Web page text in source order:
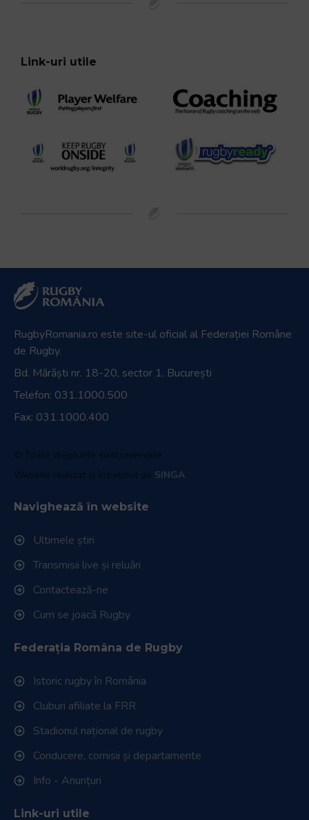
Link-uri utile
RugbyRomania.ro este site-ul oficial al Federației Române
de Rugby.
Bd. Mărăști nr. 18-20, sector 1, București
Telefon: 031.1000.500
Fax: 031.1000.400
© Toate drepturile sunt rezervate.
Website realizat și întreținut de SINGA
Navighează în website
Ultimele știri
Transmisii live și reluări
Contactează-ne
Cum se joacă Rugby
Federația Româna de Rugby
Istoric rugby în România
Cluburi afiliate la FRR
Stadionul național de rugby
Conducere, comisii și departamente
Info - Anunțuri
Link-uri utile